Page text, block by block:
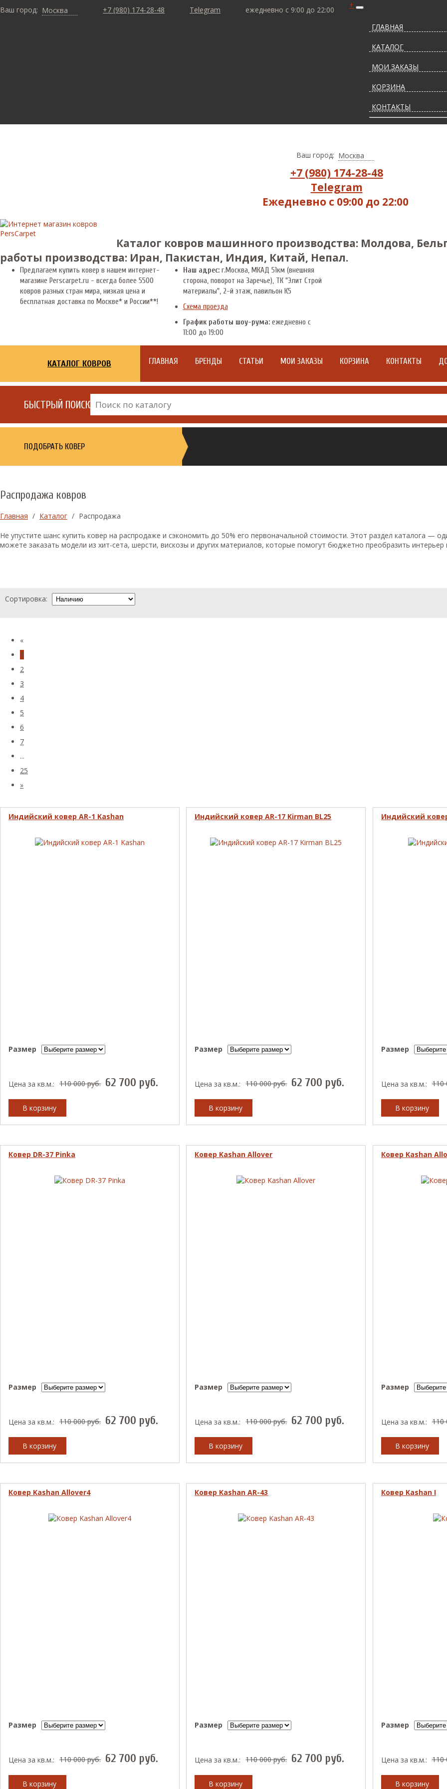
Ваш город: Москва +7 (980) 174-28-48 Telegram ежедневно с 9:00 до 22:00
+
ГЛАВНАЯ
КАТАЛОГ
МОИ ЗАКАЗЫ
КОРЗИНА
КОНТАКТЫ
Ваш город: Москва
+7 (980) 174-28-48
Telegram
Ежедневно с 09:00 до 22:00
Каталог ковров машинного производства: Молдова,
работы производства: Иран, Пакистан, Индия, Китай, Непал.
Предлагаем купить ковер в нашем интернет-
магазине Perscarpet.ru - всегда более 5500
ковров разных стран мира, низкая цена и
бесплатная доставка по Москве* и России**!
Наш адрес:г.Москва, МКАД 51км (внешняя
сторона, поворот на Заречье), ТК "Элит Строй
материалы", 2-й этаж, павильон К5
Схема проезда
График работы шоу-рума:ежедневно с
11:00 до 19:00
КАТАЛОГ КОВРОВ ГЛАВНАЯ БРЕНДЫ СТАТЬИ МОИ ЗАКАЗЫ КОРЗИНА КОНТАКТЫ
БЫСТРЫЙ ПОИСК
ПОДОБРАТЬ КОВЕР
Распродажа ковров
Главная / Каталог / Распродажа
Не упустите шанс купить ковер на распродаже и сэкономить до 50% его первоначальной стоимости. Этот раздел каталога —
можете заказать модели из хит-сета, шерсти, вискозы и других материалов, которые помогут бюджетно преобразить интерьер
Сортировка:
«
1
2
3
4
5
6
7
...
25
»
Индийский ковер AR-1 Kashan
Размер
Цена за кв.м.: 110 000руб. 62 700 руб.
В корзину
Индийский ковер AR-17 Kirman BL25
Размер
Цена за кв.м.: 110 000руб. 62 700 руб.
В корзину
Индийский
Размер
Цена за кв.м.: 110
В корзину
Ковер DR-37 Pinka
Размер
Цена за кв.м.: 110 000руб. 62 700 руб.
В корзину
Ковер Kashan Allover
Размер
Цена за кв.м.: 110 000руб. 62 700 руб.
В корзину
Ковер Kashan
Размер
Цена за кв.м.: 110
В корзину
Ковер Kashan Allover4
Размер
Цена за кв.м.: 110 000руб. 62 700 руб.
В корзину
Ковер Kashan AR-43
Размер
Цена за кв.м.: 110 000руб. 62 700 руб.
В корзину
Ковер Kashan I
Размер
Цена за кв.м.: 110
В корзину